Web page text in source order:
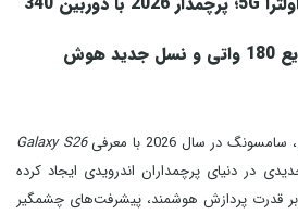
مگاپیکسلی، شارژ فوق‌سریع 180 واتی و نسل جدید هوش
در سال 2026 با معرفی
Galaxy S26
در دنیای پرچمداران اندرویدی ایجاد کرده
بر قدرت پردازش هوشمند، پیشرفت‌های چشمگیر